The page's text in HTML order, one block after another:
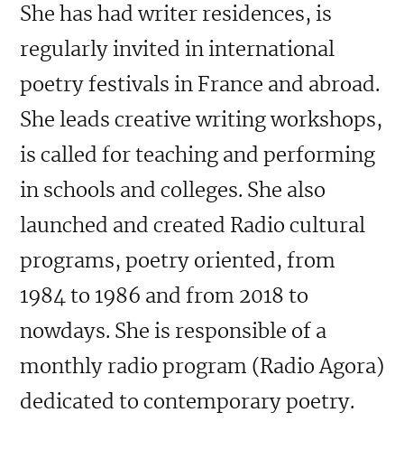
She has had writer residences, is
regularly invited in international
poetry festivals in France and abroad.
She leads creative writing workshops,
is called for teaching and performing
in schools and colleges. She also
launched and created Radio cultural
programs, poetry oriented, from
1984 to 1986 and from 2018 to
nowdays. She is responsible of a
monthly radio program (Radio Agora)
dedicated to contemporary poetry.